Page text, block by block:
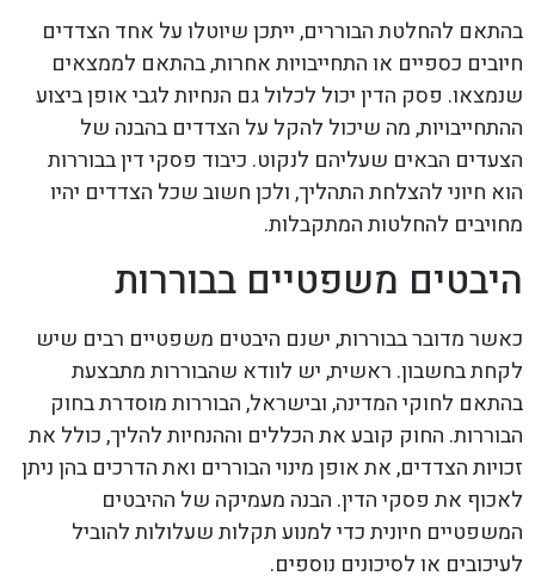
בהתאם להחלטת הבוררים, ייתכן שיוטלו על אחד הצדדים
חיובים כספיים או התחייבויות אחרות, בהתאם לממצאים
שנמצאו. פסק הדין יכול לכלול גם הנחיות לגבי אופן ביצוע
ההתחייבויות, מה שיכול להקל על הצדדים בהבנה של
הצעדים הבאים שעליהם לנקוט. כיבוד פסקי דין בבוררות
הוא חיוני להצלחת התהליך, ולכן חשוב שכל הצדדים יהיו
מחויבים להחלטות המתקבלות.
היבטים משפטיים בבוררות
כאשר מדובר בבוררות, ישנם היבטים משפטיים רבים שיש
לקחת בחשבון. ראשית, יש לוודא שהבוררות מתבצעת
בהתאם לחוקי המדינה, ובישראל, הבוררות מוסדרת בחוק
הבוררות. החוק קובע את הכללים וההנחיות להליך, כולל את
זכויות הצדדים, את אופן מינוי הבוררים ואת הדרכים בהן ניתן
לאכוף את פסקי הדין. הבנה מעמיקה של ההיבטים
המשפטיים חיונית כדי למנוע תקלות שעלולות להוביל
לעיכובים או לסיכונים נוספים.